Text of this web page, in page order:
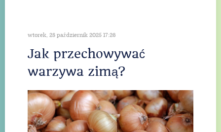
wtorek, 28 październik 2025 17:26
Jak przechowywać
warzywa zimą?